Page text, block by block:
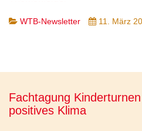
WTB-Newsletter 11. März
Fachtagung
positives Klima